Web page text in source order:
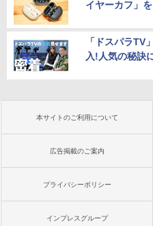
イヤーカフ」
「ドスパラTV
入!人気の秘訣
本サイトのご利用について
広告掲載のご案内
プライバシーポリシー
インプレスグループ